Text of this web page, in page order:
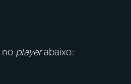
no playerabaixo: